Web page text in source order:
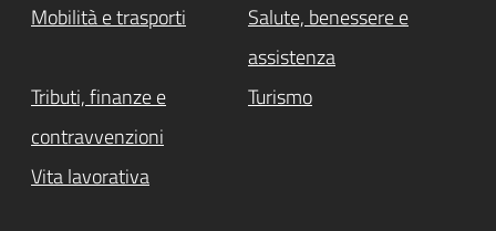
Mobilità e trasporti
Salute, benessere e
assistenza
Tributi, finanze e
contravvenzioni
Turismo
Vita lavorativa